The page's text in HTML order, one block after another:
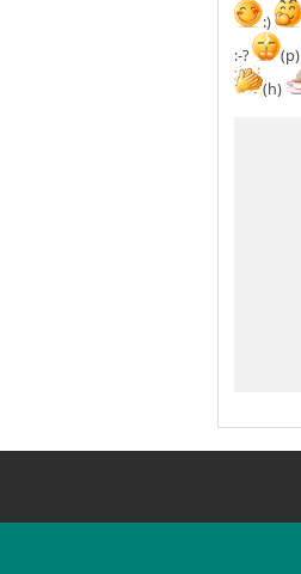
:)
:-?
(p)
(h)